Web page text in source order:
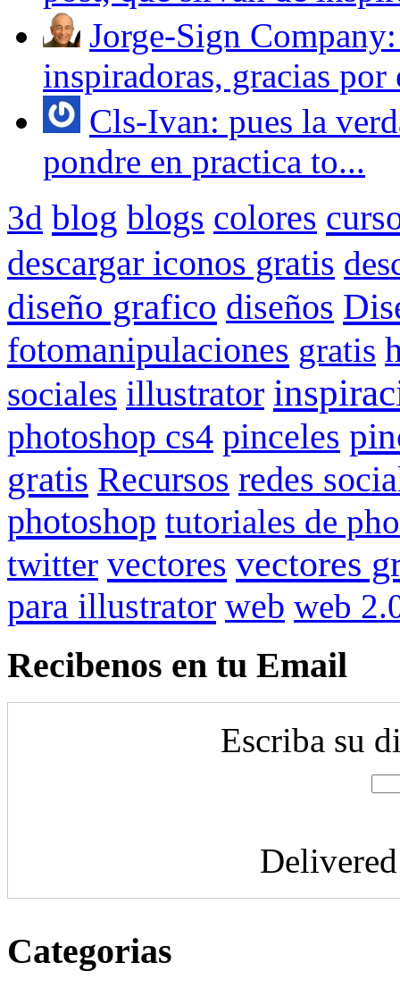
Jorge-Sign
inspiradoras, gracias por
Cls-Ivan: pues la
pondre en practica to...
3d blog blogs colores
descargar iconos gratis
diseño grafico diseños
fotomanipulaciones gratis
sociales illustrator
photoshop cs4 pinceles
gratis Recursos redes
photoshop tutoriales de
twitter vectores vectores
para illustrator web web
Recibenos en tu Email
Escriba su
Categorias